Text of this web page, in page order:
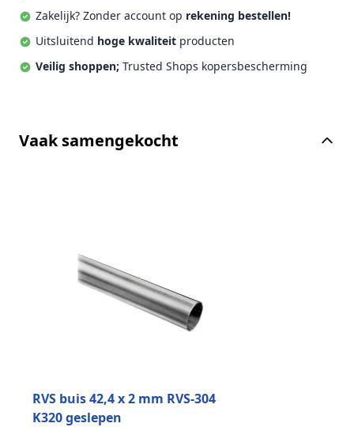
Zakelijk? Zonder account op rekening bestellen!
Uitsluitend hoge kwaliteit producten
Veilig shoppen; Trusted Shops kopersbescherming
Vaak samengekocht
RVS buis 42,4 x 2 mm RVS-304
K320 geslepen